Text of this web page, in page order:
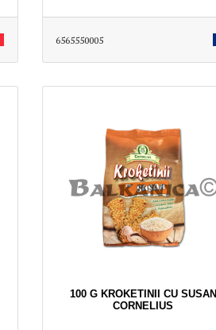
6565550005
100 G KROKETINII CU SUSAN
CORNELIUS